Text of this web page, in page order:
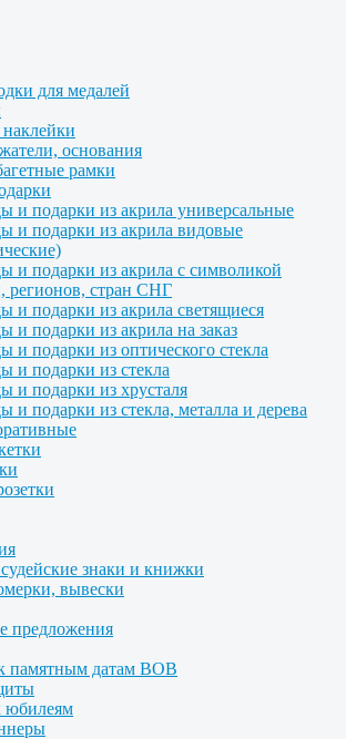
для медалей
основания
рамки
и подарки из акрила универсальные
и подарки из акрила видовые
и подарки из акрила с символикой
регионов, стран СНГ
и подарки из акрила светящиеся
и подарки из акрила на заказ
и подарки из оптического стекла
и подарки из стекла
и подарки из хрусталя
и подарки из стекла, металла и дерева
знаки и книжки
вывески
предложения
памятным датам ВОВ
юбилеям